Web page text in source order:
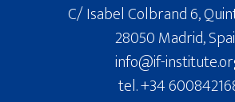
C/ Isabel Colbrand 6,
28050 Madrid,
info@if-
tel. +34